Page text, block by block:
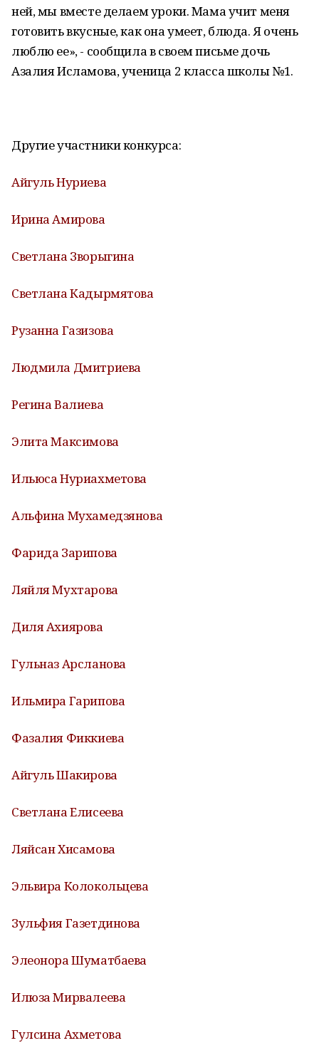
ней, мы вместе делаем уроки. Мама учит меня
готовить вкусные, как она умеет, блюда. Я очень
люблю ее», - сообщила в своем письме дочь
Азалия Исламова, ученица 2 класса школы №1.
Другие участники конкурса:
Айгуль Нуриева
Ирина Амирова
Светлана Зворыгина
Светлана Кадырмятова
Рузанна Газизова
Людмила Дмитриева
Регина Валиева
Элита Максимова
Ильюса Нуриахметова
Альфина Мухамедзянова
Фарида Зарипова
Ляйля Мухтарова
Диля Ахиярова
Гульназ Арсланова
Ильмира Гарипова
Фазалия Фиккиева
Айгуль Шакирова
Светлана Елисеева
Ляйсан Хисамова
Эльвира Колокольцева
Зульфия Газетдинова
Элеонора Шуматбаева
Илюза Мирвалеева
Гулсина Ахметова